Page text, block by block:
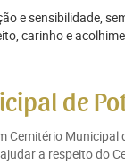
e sensibilidade,
carinho e
de
Cemitério
a respeito do